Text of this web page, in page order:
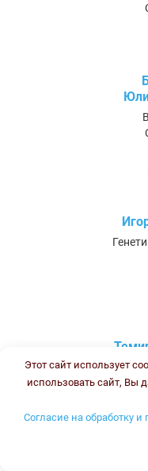
Биолог (после ПП и ПК
Этот сайт использует
использовать сайт, Вы
Согласие на обработку